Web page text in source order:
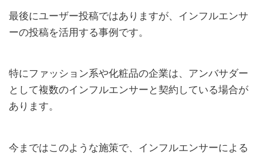
最後にユーザー投稿ではありますが、インフルエンサ
ーの投稿を活用する事例です。
特にファッション系や化粧品の企業は、アンバサダー
として複数のインフルエンサーと契約している場合が
あります。
今まではこのような施策で、インフルエンサーによる